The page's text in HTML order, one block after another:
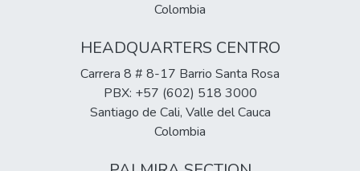
Colombia
HEADQUARTERS CENTRO
Carrera 8 # 8-17 Barrio Santa Rosa
PBX: +57 (602) 518 3000
Santiago de Cali, Valle del Cauca
Colombia